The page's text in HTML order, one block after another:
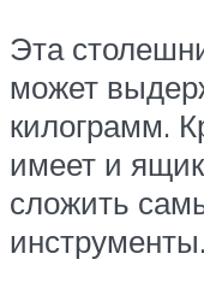
Эта
может
килограмм.
имеет и
сложить
инструменты.